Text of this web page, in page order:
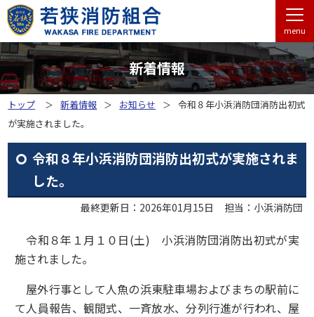
menu
新着情報
トップ 新着情報 お知らせ
令和８年小浜消防団消防出初式
が実施されました。
令和８年小浜消防団消防出初式が実施されま
した。
最終更新日：2026年01月15日 担当：小浜消防団
令和８年１月１０日(土) 小浜消防団消防出初式が実
施されました。
屋外行事として人魚の浜東駐車場およびまちの駅前に
て人員報告、観閲式、一斉放水、分列行進が行われ、屋